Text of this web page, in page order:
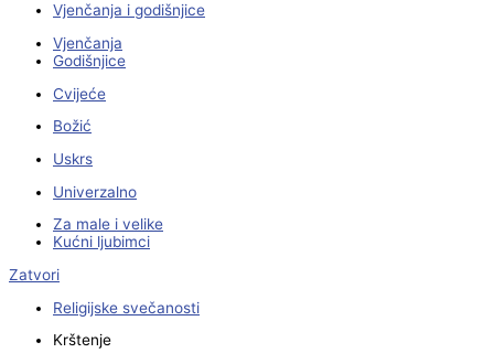
Vjenčanja i godišnjice
Vjenčanja
Godišnjice
Cvijeće
Božić
Uskrs
Univerzalno
Za male i velike
Kućni ljubimci
Zatvori
Religijske svečanosti
Krštenje